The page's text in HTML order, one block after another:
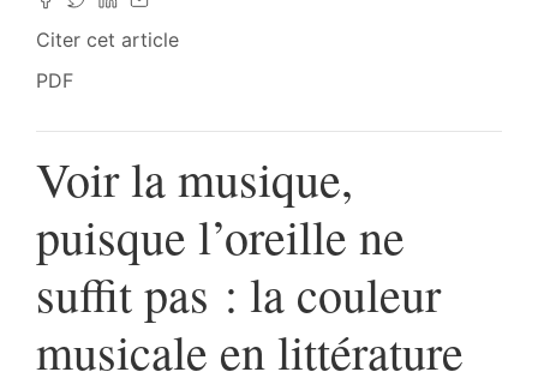
Citer cet article
PDF
Voir la musique,
puisque l’oreille ne
suffit pas : la couleur
musicale en littérature